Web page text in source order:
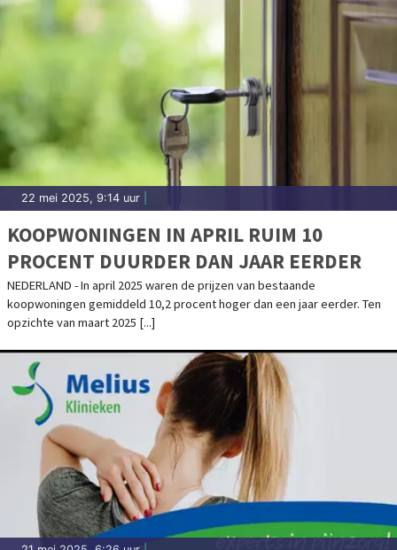
22 mei 2025, 9:14 uur
KOOPWONINGEN IN APRIL RUIM 10
PROCENT DUURDER DAN JAAR EERDER
NEDERLAND - In april 2025 waren de prijzen van bestaande
koopwoningen gemiddeld 10,2 procent hoger dan een jaar eerder. Ten
opzichte van maart 2025 [...]